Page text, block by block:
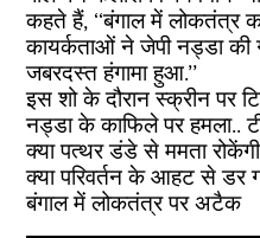
कहते हैं, ‘‘बंगाल में लोकतंत्र
कायर्कताओं ने जेपी नड्डा की
जबरदस्त हंगामा हुआ.’’
इस शो के दौरान स्क्रीन पर
नड्डा के काफिले पर हमला..
क्या पत्थर डंडे से ममता रोकेंगी
क्या परिवर्तन के आहट से डर
बंगाल में लोकतंत्र पर अटैक